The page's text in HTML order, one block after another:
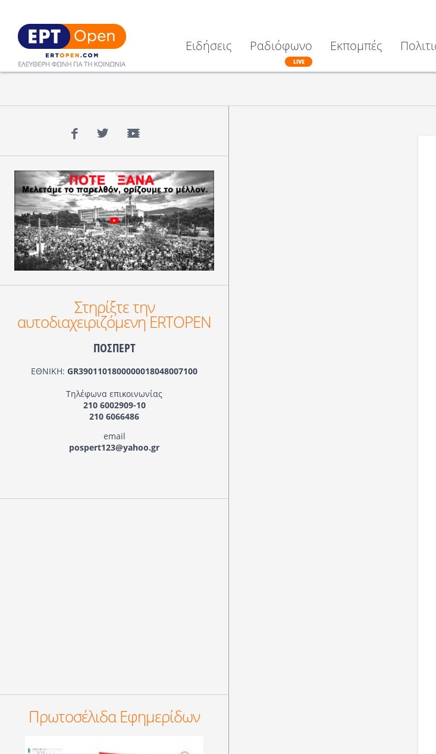
Ειδήσεις Ραδιόφωνο
LIVE
Εκπομπές
Facebook
TwitterYouTube
Στηρίξτε την
αυτοδιαχειριζόμενη ERTOPEN
ΠΟΣΠΕΡΤ
ΕΘΝΙΚΗ: GR3901101800000018048007100
Τηλέφωνα επικοινωνίας
210 6002909-10
210 6066486
email
pospert123@yahoo.gr
Πρωτοσέλιδα Εφημερίδων